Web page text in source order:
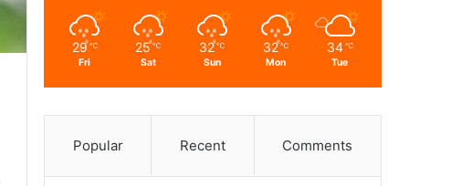
29 ℃
Fri
25 ℃
Sat
32 ℃
Sun
32 ℃
Mon
34 ℃
Tue
Popular Recent Comments